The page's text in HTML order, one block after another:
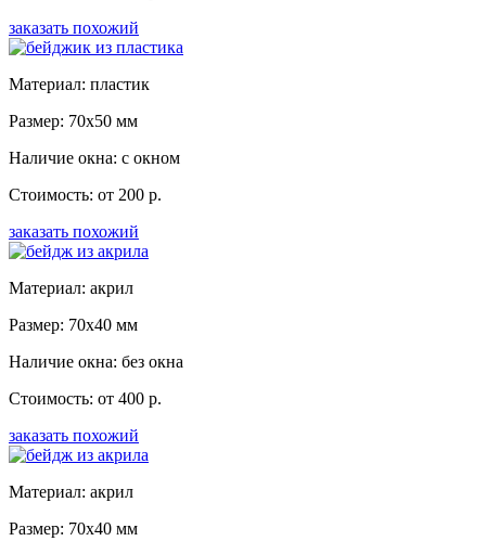
заказать похожий
Материал: пластик
Размер: 70x50 мм
Наличие окна: с окном
Стоимость: от 200 р.
заказать похожий
Материал: акрил
Размер: 70x40 мм
Наличие окна: без окна
Стоимость: от 400 р.
заказать похожий
Материал: акрил
Размер: 70x40 мм